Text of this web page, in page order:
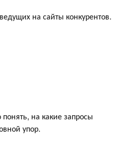
на сайты конкурентов.
на какие запросы
упор.